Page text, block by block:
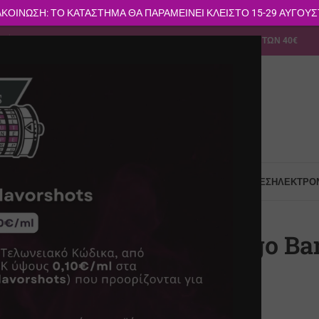
ΔΩΡΕΑΝ ΜΕΤΑΦΟΡΙΚΑ ΓΙΑ ΑΓΟΡΕΣ ΑΝΩ ΤΩΝ 40€
ΔΟΧΕΊΑ POD ΠΡΏΤΕΣ ΎΛΕΣ
Mad Juice Mango
ΤΟ ΚΑΤΑΣΤΗΜΑ ΘΑ ΠΑΡΑΜΕΙΝΕΙ ΚΛΕΙΣΤΟ 15-29